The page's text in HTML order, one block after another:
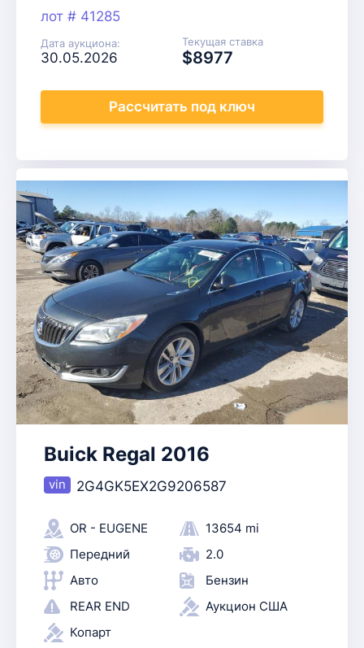
лот # 41285
Дата аукциона:
30.05.2026
Текущая ставка
$8977
Рассчитать под ключ
Buick Regal 2016
2G4GK5EX2G9206587
OR - EUGENE
13654 mi
Передний
2.0
Авто
Бензин
REAR END
Аукцион США
Копарт